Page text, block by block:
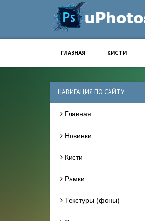
ГЛАВНАЯ КИСТИ
НАВИГАЦИЯ ПО САЙТУ
Главная
Новинки
Кисти
Рамки
Текстуры (фоны)